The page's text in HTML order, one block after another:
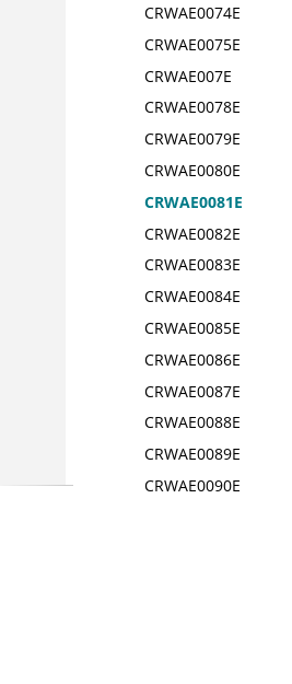
CRWAE0074E
CRWAE0075E
CRWAE007E
CRWAE0078E
CRWAE0079E
CRWAE0080E
CRWAE0081E
CRWAE0082E
CRWAE0083E
CRWAE0084E
CRWAE0085E
CRWAE0086E
CRWAE0087E
CRWAE0088E
CRWAE0089E
CRWAE0090E